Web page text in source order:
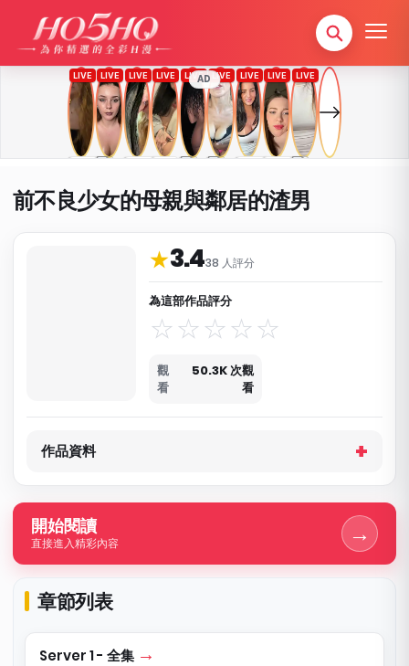
AD
前不良少女的母親與鄰居的渣男
★3.438 人評分
為這部作品評分
觀
看
50.3K 次觀
看
作品資料與分類
作品資料
開始閱讀
直接進入精彩內容 →
章節列表
Server 1 - 全集